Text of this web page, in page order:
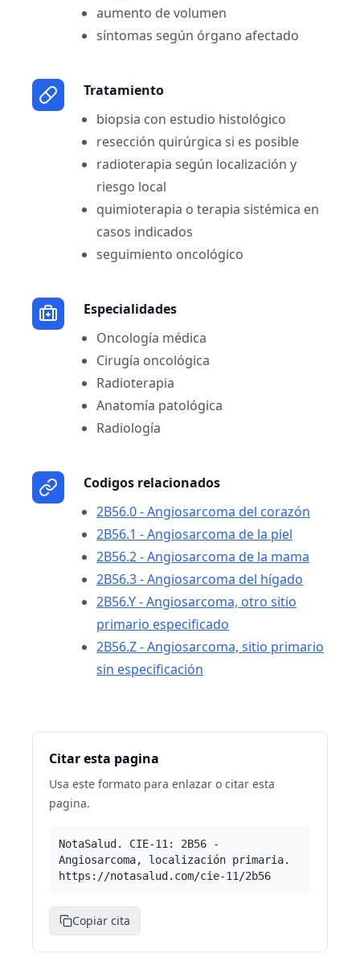
aumento de volumen
síntomas según órgano afectado
Tratamiento
biopsia con estudio histológico
resección quirúrgica si es posible
radioterapia según localización y
riesgo local
quimioterapia o terapia sistémica en
casos indicados
seguimiento oncológico
Especialidades
Oncología médica
Cirugía oncológica
Radioterapia
Anatomía patológica
Radiología
Codigos relacionados
2B56.0 - Angiosarcoma del corazón
2B56.1 - Angiosarcoma de la piel
2B56.2 - Angiosarcoma de la mama
2B56.3 - Angiosarcoma del hígado
2B56.Y - Angiosarcoma, otro sitio
primario especificado
2B56.Z - Angiosarcoma, sitio primario
sin especificación
Citar esta pagina
Usa este formato para enlazar o citar esta
pagina.
NotaSalud. CIE-11: 2B56 -
Angiosarcoma, localización primaria.
https://notasalud.com/cie-11/2b56
Copiar cita